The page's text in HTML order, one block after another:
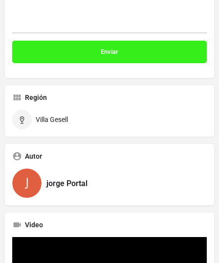
Región
Villa Gesell
Autor
jorge Portal
Video